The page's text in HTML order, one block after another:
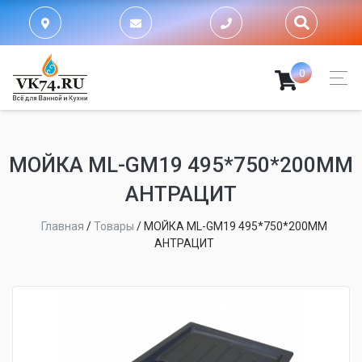
0
МОЙКА ML-GM19 495*750*200ММ
АНТРАЦИТ
Главная /Товары / МОЙКА ML-GM19 495*750*200ММ
АНТРАЦИТ